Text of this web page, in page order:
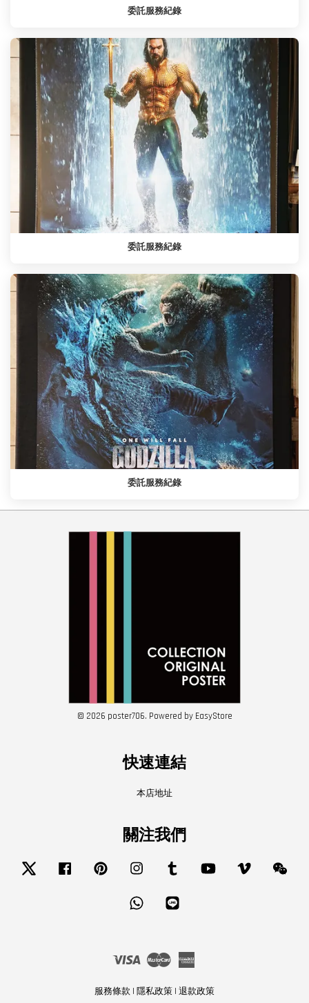
委託服務紀錄
委託服務紀錄
委託服務紀錄
© 2026 poster706. Powered by EasyStore
快速連結
本店地址
關注我們
Twitter Facebook Pinterest Instagram Tumblr YouTube Vimeo
Whatsapp
Visa Master
服務條款 | 隱私政策 | 退款政策